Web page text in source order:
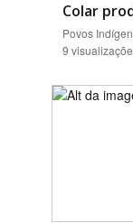
Colar
Povos
9